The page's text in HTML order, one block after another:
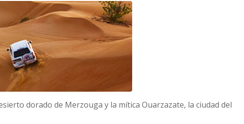
dorado de Merzouga y la mítica Ouarzazate, la ciudad del